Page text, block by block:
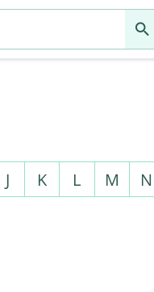
J K L M N